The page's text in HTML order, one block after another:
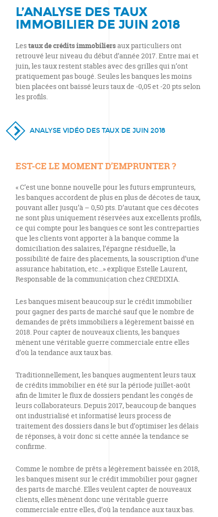
L’ANALYSE DES TAUX
IMMOBILIER DE JUIN 2018
Lestaux de crédits immobiliersaux particuliers ont
retrouvé leur niveau du début d’année 2017. Entre mai et
juin, les taux restent stables avec des grilles qui n’ont
pratiquement pas bougé. Seules les banques les moins
bien placées ont baissé leurs taux de -0,05 et -20 pts selon
les profils.
ANALYSE VIDÉO DES TAUX DE JUIN 2018
EST-CE LE MOMENT D’EMPRUNTER ?
« C’est une bonne nouvelle pour les futurs emprunteurs,
les banques accordent de plus en plus de décotes de taux,
pouvant aller jusqu’à – 0,50 pts. D’autant que ces décotes
ne sont plus uniquement réservées aux excellents profils,
ce qui compte pour les banques ce sont les contreparties
que les clients vont apporter à la banque comme la
domiciliation des salaires, l’épargne résiduelle, la
possibilité de faire des placements, la souscription d’une
assurance habitation, etc…» explique Estelle Laurent,
Responsable de la communication chez CREDIXIA.
Les banques misent beaucoup sur le crédit immobilier
pour gagner des parts de marché sauf que le nombre de
demandes de prêts immobiliers a légèrement baissé en
2018. Pour capter de nouveaux clients, les banques
mènent une véritable guerre commerciale entre elles
d’où la tendance aux taux bas.
Traditionnellement, les banques augmentent leurs taux
de crédits immobilier en été sur la période juillet-août
afin de limiter le flux de dossiers pendant les congés de
leurs collaborateurs. Depuis 2017, beaucoup de banques
ont industrialisé et informatisé leurs process de
traitement des dossiers dans le but d’optimiser les délais
de réponses, à voir donc si cette année la tendance se
confirme.
Comme le nombre de prêts a légèrement baissée en 2018,
les banques misent sur le crédit immobilier pour gagner
des parts de marché. Elles veulent capter de nouveaux
clients, elles mènent donc une véritable guerre
commerciale entre elles, d’où la tendance aux taux bas.